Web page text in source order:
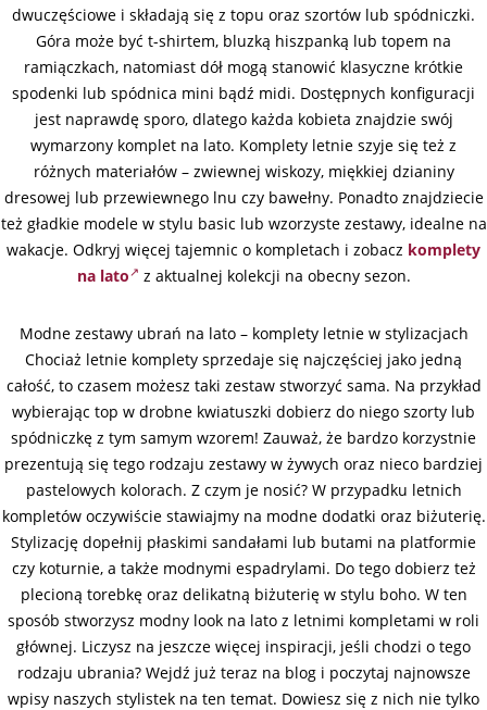
dwuczęściowe i składają się z topu oraz szortów lub spódniczki.
Góra może być t-shirtem, bluzką hiszpanką lub topem na
ramiączkach, natomiast dół mogą stanowić klasyczne krótkie
spodenki lub spódnica mini bądź midi. Dostępnych konfiguracji
jest naprawdę sporo, dlatego każda kobieta znajdzie swój
wymarzony komplet na lato. Komplety letnie szyje się też z
różnych materiałów – zwiewnej wiskozy, miękkiej dzianiny
dresowej lub przewiewnego lnu czy bawełny. Ponadto znajdziecie
też gładkie modele w stylu basic lub wzorzyste zestawy, idealne na
wakacje. Odkryj więcej tajemnic o kompletach i zobacz komplety
na lato
z aktualnej kolekcji na obecny sezon.
Modne zestawy ubrań na lato – komplety letnie w stylizacjach
Chociaż letnie komplety sprzedaje się najczęściej jako jedną
całość, to czasem możesz taki zestaw stworzyć sama. Na przykład
wybierając top w drobne kwiatuszki dobierz do niego szorty lub
spódniczkę z tym samym wzorem! Zauważ, że bardzo korzystnie
prezentują się tego rodzaju zestawy w żywych oraz nieco bardziej
pastelowych kolorach. Z czym je nosić? W przypadku letnich
kompletów oczywiście stawiajmy na modne dodatki oraz biżuterię.
Stylizację dopełnij płaskimi sandałami lub butami na platformie
czy koturnie, a także modnymi espadrylami. Do tego dobierz też
plecioną torebkę oraz delikatną biżuterię w stylu boho. W ten
sposób stworzysz modny look na lato z letnimi kompletami w roli
głównej. Liczysz na jeszcze więcej inspiracji, jeśli chodzi o tego
rodzaju ubrania? Wejdź już teraz na blog i poczytaj najnowsze
wpisy naszych stylistek na ten temat. Dowiesz się z nich nie tylko